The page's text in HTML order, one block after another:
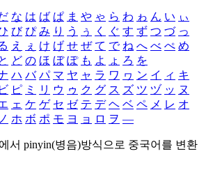
な は ば ぱ ま や ゃ ら わ ゎ ん い ぃ
び ぴ み り う ぅ く ぐ す ず つ づ っ
え ぇ け げ せ ぜ て で ね へ べ ぺ め
ど の ほ ぼ ぽ も よ ょ ろ を
ハ バ パ マ ヤ ャ ラ ワ ヮ ン イ ィ キ
ビ ピ ミ リ ウ ゥ ク グ ス ズ ツ ヅ ッ ヌ
ェ ケ ゲ セ ゼ テ デ ヘ ベ ペ メ レ オ
ノ ホ ボ ポ モ ヨ ョ ロ ヲ ―
서 pinyin(병음)방식으로 중국어를 변환